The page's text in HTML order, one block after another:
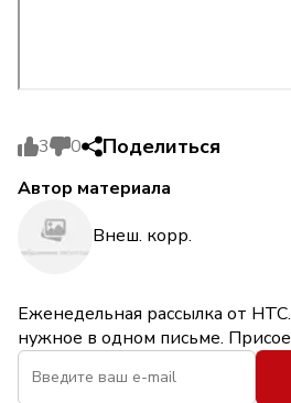
3 0 Поделиться
Автор материала
Внеш. корр.
Еженедельная рассылка от
нужное в одном письме.